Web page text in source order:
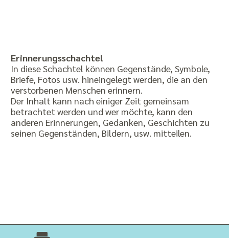
Erinnerungsschachtel
In diese Schachtel können Gegenstände, Symbole,
Briefe, Fotos usw. hineingelegt werden, die an den
verstorbenen Menschen erinnern.
Der Inhalt kann nach einiger Zeit gemeinsam
betrachtet werden und wer möchte, kann den
anderen Erinnerungen, Gedanken, Geschichten zu
seinen Gegenständen, Bildern, usw. mitteilen.